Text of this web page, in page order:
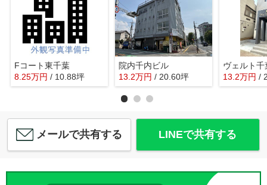
Fコート東千葉
8.25万円 / 10.88坪
院内千内ビル
13.2万円 / 20.60坪
ヴェルト千
13.2万円 /
メールで共有する LINEで共有する